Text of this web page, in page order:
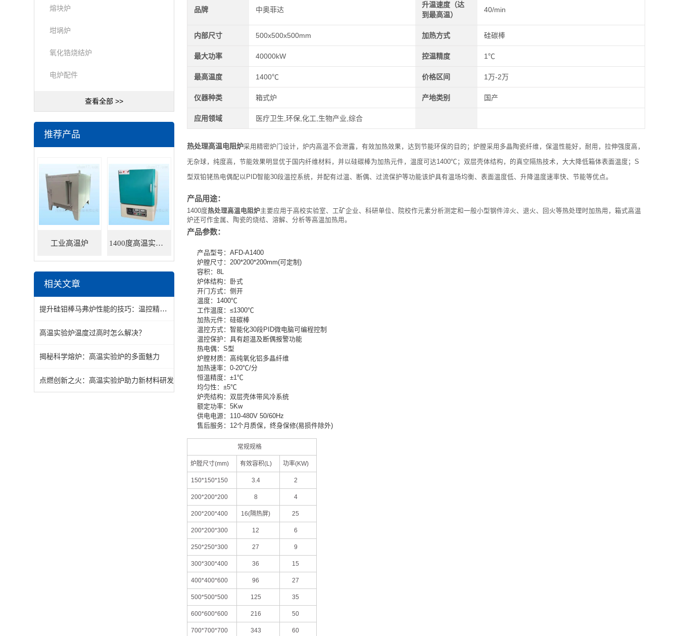
品牌 中奥菲达
升温速度（达
到最高温）
40/min
内部尺寸 500x500x500mm 加热方式 硅碳棒
最大功率 40000kW 控温精度 1℃
最高温度 1400℃ 价格区间 1万-2万
仪器种类 箱式炉 产地类别 国产
应用领域 医疗卫生,环保,化工,生物产业,综合
热处理高温电阻炉采用精密炉门设计，炉内高温不会泄露，有效加热效果，达到节能环保的目的；炉膛采用多晶陶瓷纤维，保温性能好，耐用，拉伸强度高，
无杂球，纯度高，节能效果明显优于国内纤维材料，并以硅碳棒为加热元件，温度可达1400℃；双层壳体结构，的真空隔热技术，大大降低箱体表面温度；S
型双铂铑热电偶配以PID智能30段温控系统，并配有过温、断偶、过流保护等功能该炉具有温场均衡、表面温度低、升降温度速率快、节能等优点。
产品用途：
1400度热处理高温电阻炉主要应用于高校实验室、工矿企业、科研单位、院校作元素分析测定和一般小型钢件淬火、退火、回火等热处理时加热用，箱式高温
炉还可作金属、陶瓷的烧结、溶解、分析等高温加热用。
产品参数：
产品型号：AFD-A1400
炉膛尺寸：200*200*200mm(可定制)
容积：8L
炉体结构：卧式
开门方式：侧开
温度：1400℃
工作温度：≤1300℃
加热元件：硅碳棒
温控方式：智能化30段PID微电脑可编程控制
温控保护：具有超温及断偶报警功能
热电偶：S型
炉膛材质：高纯氧化铝多晶纤维
加热速率：0-20℃/分
恒温精度：±1℃
均匀性：±5℃
炉壳结构：双层壳体带风冷系统
额定功率：5Kw
供电电源：110-480V 50/60Hz
售后服务：12个月质保，终身保修(易损件除外)
常规规格
炉膛尺寸(mm) 有效容积(L) 功率(KW)
150*150*150 3.4 2
200*200*200 8 4
200*200*400 16(隔热屏) 25
200*200*300 12 6
250*250*300 27 9
300*300*400 36 15
400*400*600 96 27
500*500*500 125 35
600*600*600 216 50
700*700*700 343 60
熔块炉
坩埚炉
氧化锆烧结炉
电炉配件
查看全部 >>
推荐产品
工业高温炉 1400度高温实验炉
相关文章
提升硅钼棒马弗炉性能的技巧：温控精度与节能优化
高温实验炉温度过高时怎么解决？
揭秘科学熔炉：高温实验炉的多面魅力
点燃创新之火：高温实验炉助力新材料研发